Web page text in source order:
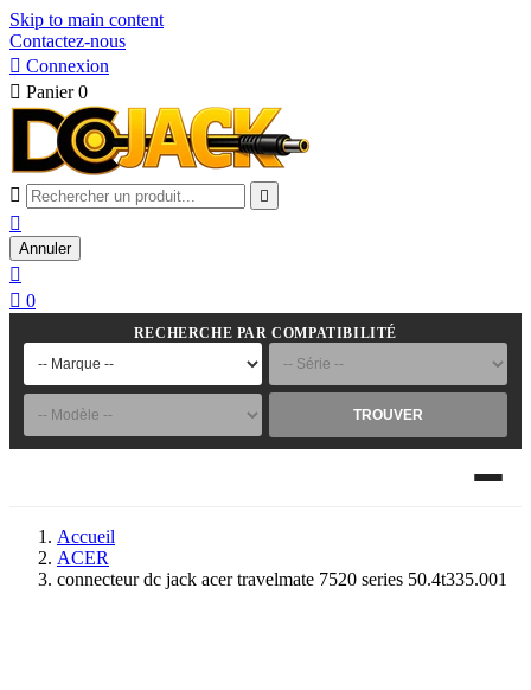
Skip to main content
Contactez-nous
 Connexion
 Panier 0
 

Annuler

 0
RECHERCHE PAR COMPATIBILITÉ
TROUVER
Accueil
ACER
connecteur dc jack acer travelmate 7520 series 50.4t335.001